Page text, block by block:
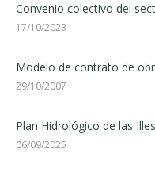
Convenio colectivo del
17/10/2023
Modelo de contrato de
29/10/2007
Plan Hidrológico de las
06/09/2025